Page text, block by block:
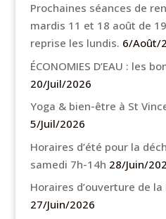
Prochaines séances de
mardis 11 et 18 août de
reprise les lundis. 6/Août/
ÉCONOMIES D’EAU : les
20/Juil/2026
Yoga & bien-être à St
5/Juil/2026
Horaires d’été pour la
samedi 7h-14h 28/Juin/
Horaires d’ouverture de
27/Juin/2026